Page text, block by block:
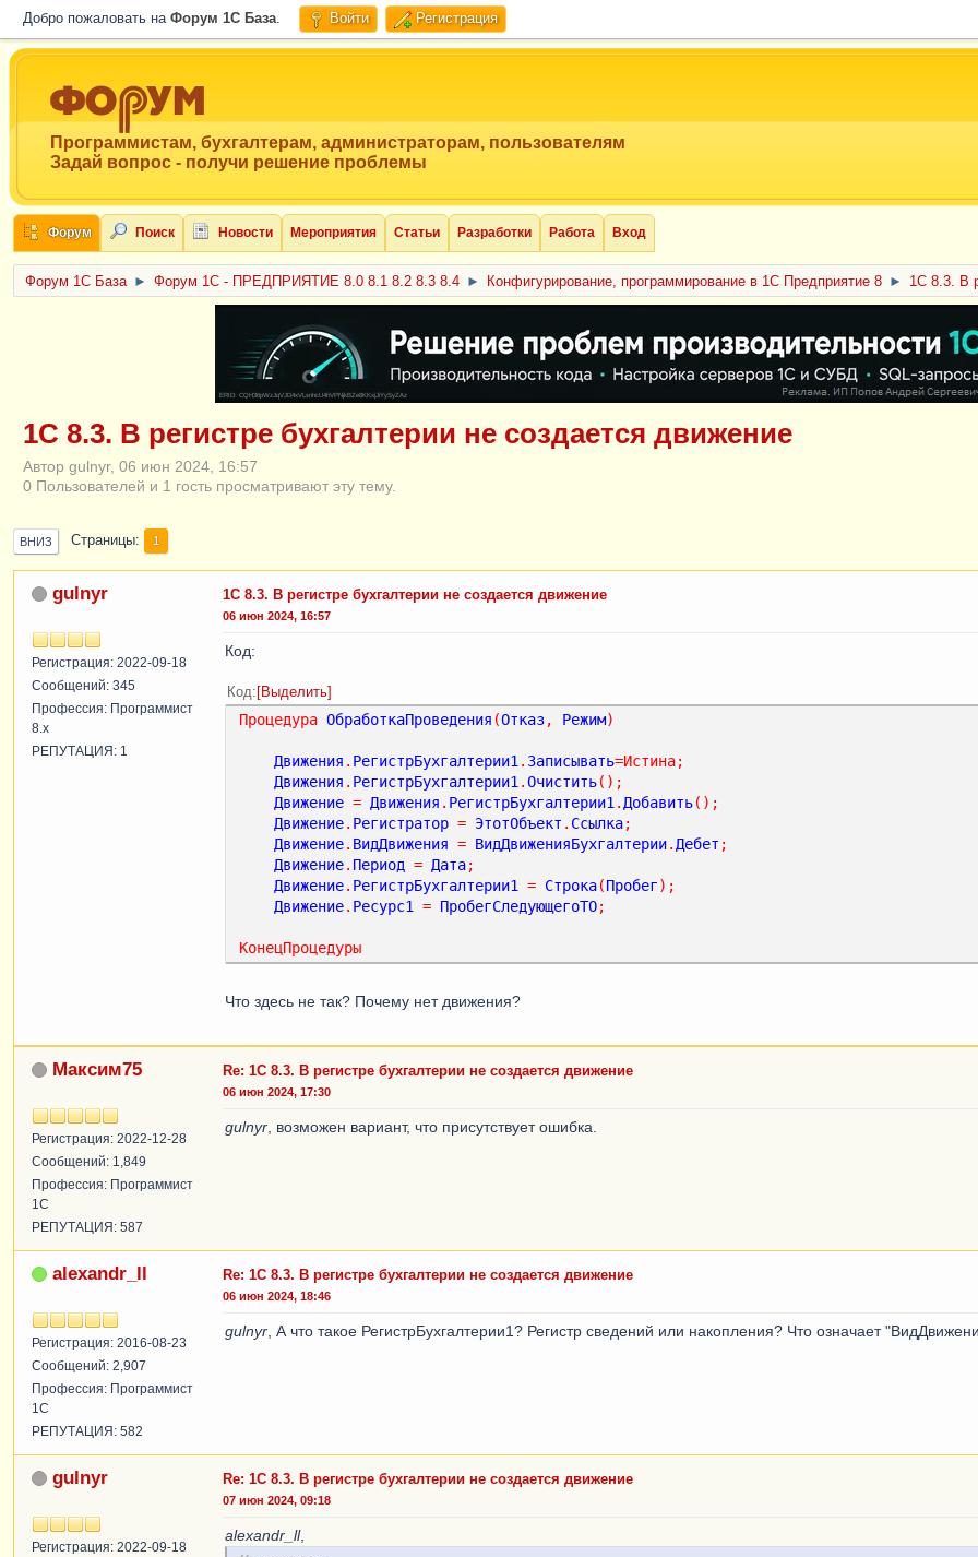
Добро пожаловать на Форум 1C База. Войти Регистрация
Программистам, бухгалтерам, администраторам, пользователям
Задай вопрос - получи решение проблемы
Форум Поиск Новости Мероприятия Статьи Разработки Работа Вход
Форум 1C База ► Форум 1С - ПРЕДПРИЯТИЕ 8.0 8.1 8.2 8.3 8.4 ► Конфигурирование, программирование в 1С Предприятие 8 ► 1С 8.3. В
ERID: CQH36pWzJqVJD4xVLsnhcU4hVPNjkBZe8KKxjJiYySyZAz
1С 8.3. В регистре бухгалтерии не создается движение
Автор gulnyr, 06 июн 2024, 16:57
0 Пользователей и 1 гость просматривают эту тему.
ВНИЗ Страницы 1
gulnyr
Регистрация: 2022-09-18
Сообщений: 345
Профессия: Программист
8.x
РЕПУТАЦИЯ: 1
1С 8.3. В регистре бухгалтерии не создается движение
06 июн 2024, 16:57
Код:
Код Выделить
Процедура ОбработкаПроведения (Отказ, Режим)
Движения . РегистрБухгалтерии1 . Записывать=Истина;
Движения . РегистрБухгалтерии1 .Очистить();
Движение = Движения . РегистрБухгалтерии1 . Добавить();
Движение. Регистратор = ЭтотОбъект . Ссылка;
Движение. ВидДвижения = ВидДвиженияБухгалтерии. Дебет ;
Движение. Период = Дата;
Движение. РегистрБухгалтерии1 = Строка(Пробег);
Движение. Ресурс1 = ПробегСледующегоТО;
КонецПроцедуры
Что здесь не так? Почему нет движения?
Максим75
Регистрация: 2022-12-28
Сообщений: 1,849
Профессия: Программист
1С
РЕПУТАЦИЯ: 587
Re: 1С 8.3. В регистре бухгалтерии не создается движение
06 июн 2024, 17:30
gulnyr , возможен вариант, что присутствует ошибка.
alexandr_ll
Регистрация: 2016-08-23
Сообщений: 2,907
Профессия: Программист
1С
РЕПУТАЦИЯ: 582
Re: 1С 8.3. В регистре бухгалтерии не создается движение
06 июн 2024, 18:46
gulnyr , А что такое РегистрБухгалтерии1? Регистр сведений или накопления? Что означает
gulnyr
Регистрация: 2022-09-18
Re: 1С 8.3. В регистре бухгалтерии не создается движение
07 июн 2024, 09:18
alexandr_ll,